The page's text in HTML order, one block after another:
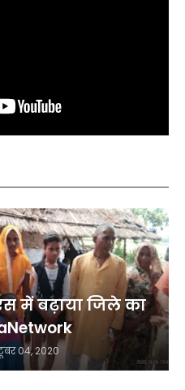
में बढ़ाया जिले का
04, 2020